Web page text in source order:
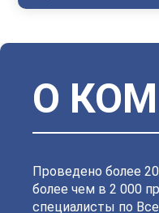
Московский
Невский
Петродворцовый
О
Проведено более
более чем в 2 000
специалисты по